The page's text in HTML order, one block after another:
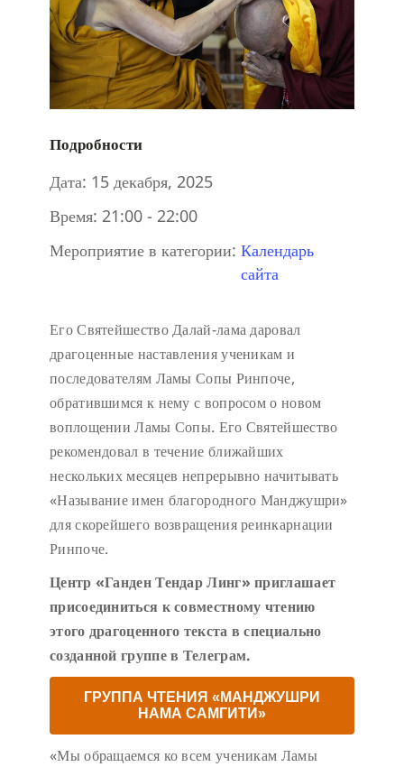
Подробности
Дата: 15 декабря, 2025
Время: 21:00 - 22:00
Мероприятие в категории: Календарь
сайта
Его Святейшество Далай-лама даровал
драгоценные наставления ученикам и
последователям Ламы Сопы Ринпоче,
обратившимся к нему с вопросом о новом
воплощении Ламы Сопы. Его Святейшество
рекомендовал в течение ближайших
нескольких месяцев непрерывно начитывать
«Называние имен благородного Манджушри»
для скорейшего возвращения реинкарнации
Ринпоче.
Центр «Ганден Тендар Линг» приглашает
присоединиться к совместному чтению
этого драгоценного текста в специально
созданной группе в Телеграм.
ГРУППА ЧТЕНИЯ «МАНДЖУШРИ
НАМА САМГИТИ»
«Мы обращаемся ко всем ученикам Ламы